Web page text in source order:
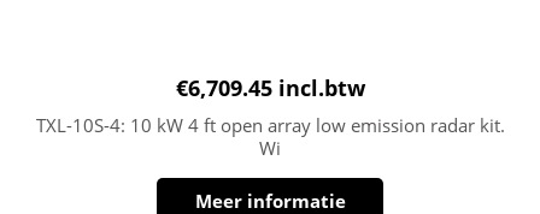
€6,709.45 incl.btw
TXL-10S-4: 10 kW 4 ft open array low emission radar kit.
Wi
Meer informatie